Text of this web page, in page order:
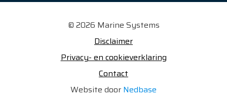
© 2026 Marine Systems
Disclaimer
Privacy- en cookieverklaring
Contact
Website door Nedbase